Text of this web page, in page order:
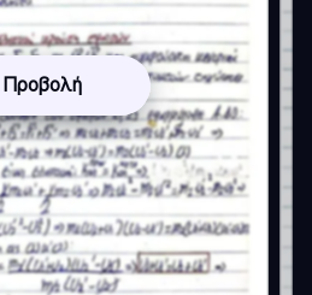
Προβολή